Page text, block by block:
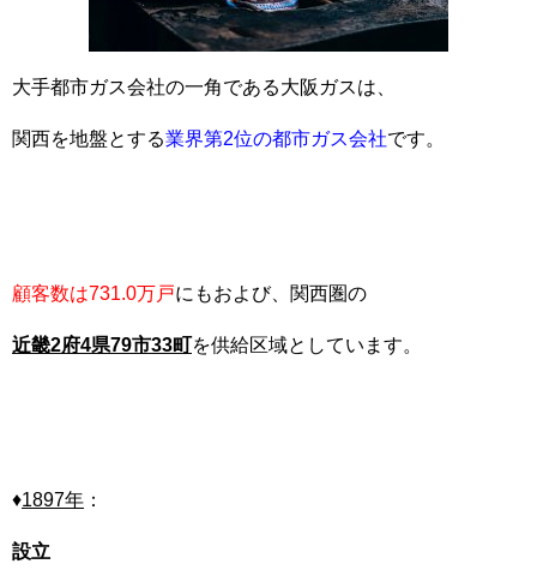
大手都市ガス会社の一角である大阪ガスは、
関西を地盤とする業界第2位の都市ガス会社です。
顧客数は731.0万戸にもおよび、関西圏の
近畿2府4県79市33町を供給区域としています。
♦1897年 ：
設立